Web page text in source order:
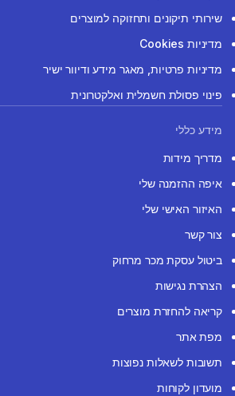
שירותי תיקונים ותחזוקה למוצרים
מדיניות Cookies
מדיניות פרטיות, מאגר מידע ודיוור ישיר
פינוי פסולת חשמלית ואלקטרונית
מידע כללי
מדריך מידות
איפה ההזמנה שלי
האיזור האישי שלי
צור קשר
ביטול עסקת מכר מרחוק
הצהרת נגישות
קריאה להחזרת מוצרים
מפת אתר
תשובות לשאלות נפוצות
מועדון לקוחות